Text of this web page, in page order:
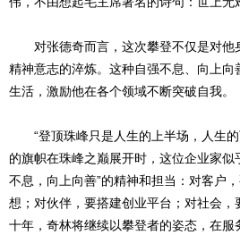
对张德奇而言，这次攀登不仅是对他
精神意志的淬炼。这种自强不息、向上向
生活，激励他在各个领域不断突破自我。
“登顶珠峰只是人生的上半场，人生的
的旗帜在珠峰之巅展开时，这位企业家似
不息，向上向善”的精神和担当：对客户
想；对伙伴，要搭建创业平台；对社会，
十年，奇林将继续以攀登者的姿态，在